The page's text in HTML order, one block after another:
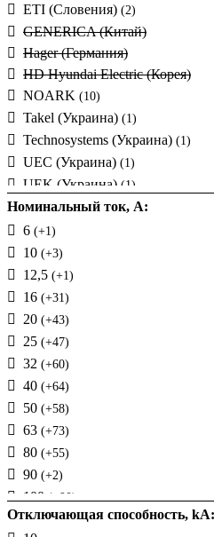
ETI (Словения) (2)
GENERICA (Китай)
Hager (Германия)
HD Hyundai Electric (Корея)
NOARK (10)
Takel (Украина) (1)
Technosystems (Украина) (1)
UEC (Украина) (1)
UEK (Украина) (1)
АСКО-УКРЕМ (Украина)
Номинальный ток, А:
6 (+1)
10 (+3)
12,5 (+1)
16 (+31)
20 (+43)
25 (+47)
32 (+60)
40 (+64)
50 (+58)
63 (+73)
80 (+55)
90 (+2)
100 (+90)
125(+98)
Отключающая способность, kA: